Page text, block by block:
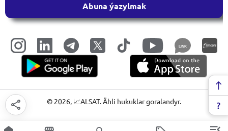
Abuna ýazylmak
LINK
© 2026, 📈ALSAT. Ähli hukuklar goralandyr.